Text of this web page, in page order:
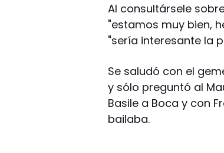
Al consultársele
"estamos muy bien,
"sería interesante la
Se saludó con el
y sólo preguntó al
Basile a Boca y con
bailaba.